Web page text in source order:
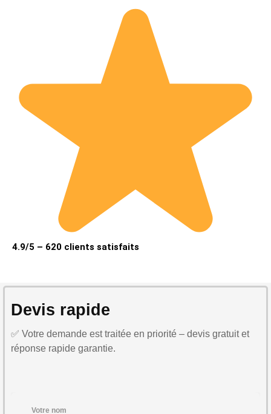
4.9/5 – 620 clients satisfaits
Devis rapide
✅ Votre demande est traitée en priorité – devis gratuit et
réponse rapide garantie.
Votre nom